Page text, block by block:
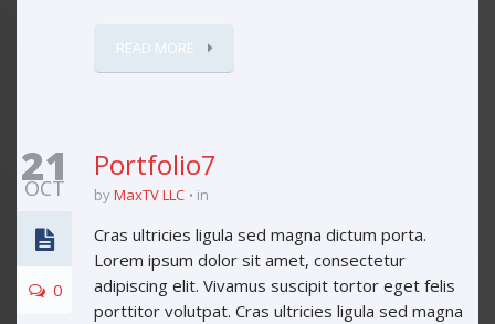
READ MORE
21
OCT
0
Portfolio7
byMaxTV LLC in
Cras ultricies ligula sed magna dictum porta.
Lorem ipsum dolor sit amet, consectetur
adipiscing elit. Vivamus suscipit tortor eget felis
porttitor volutpat. Cras ultricies ligula sed magna